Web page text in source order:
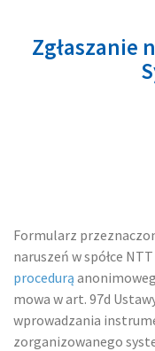
Zgłaszanie
Formularz
naruszeń w spółce
procedurą
mowa w art. 97d
wprowadzania
zorganizowanego